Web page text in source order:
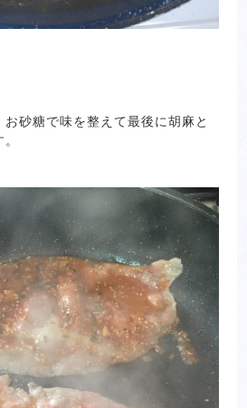
砂糖で味を整えて最後に胡麻と